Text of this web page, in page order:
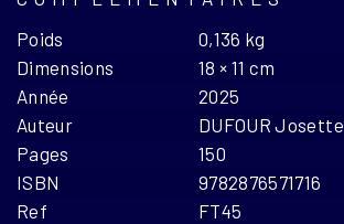
Poids
0,136 kg
Dimensions
18 × 11 cm
Année
2025
Auteur
DUFOUR Josette
Pages
150
ISBN
9782876571716
Ref
FT45